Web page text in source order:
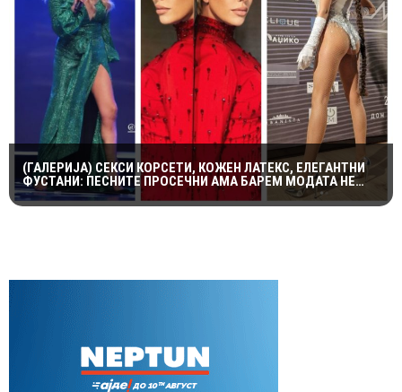
(ГАЛЕРИЈА) СЕКСИ КОРСЕТИ, КОЖЕН ЛАТЕКС, ЕЛЕГАНТНИ
ФУСТАНИ: ПЕСНИТЕ ПРОСЕЧНИ АМА БАРЕМ МОДАТА НЕ
ПОТФРЛИ НА МАКФЕСТ